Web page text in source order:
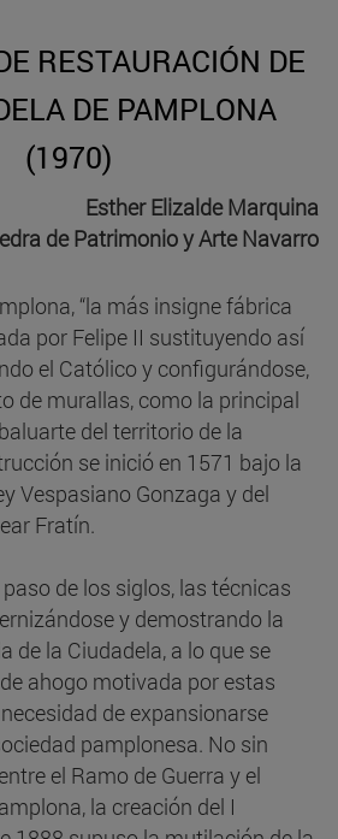
RESTAURACIÓN DE
DE PAMPLONA
(1970)
Esther Elizalde Marquina
de Patrimonio y Arte Navarro
“la más insigne fábrica
por Felipe II sustituyendo así
el Católico y configurándose,
de murallas, como la principal
del territorio de la
se inició en 1571 bajo la
Vespasiano Gonzaga y del
Fratín.
de los siglos, las técnicas
y demostrando la
de la Ciudadela, a lo que se
ahogo motivada por estas
necesidad de expansionarse
pamplonesa. No sin
el Ramo de Guerra y el
la creación del I